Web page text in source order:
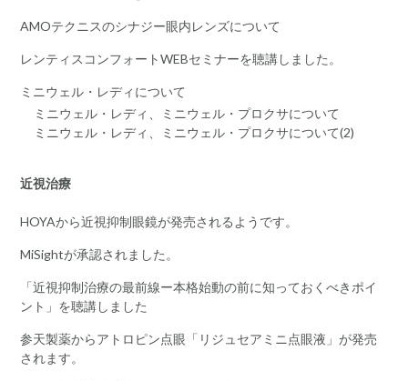
AMOテクニスのシナジー眼内レンズについて
レンティスコンフォートWEBセミナーを聴講しました。
ミニウェル・レディについて
ミニウェル・レディ、ミニウェル・プロクサについて
ミニウェル・レディ、ミニウェル・プロクサについて(2)
近視治療
HOYAから近視抑制眼鏡が発売されるようです。
MiSightが承認されました。
「近視抑制治療の最前線ー本格始動の前に知っておくべきポイ
ント」を聴講しました
参天製薬からアトロピン点眼「リジュセアミニ点眼液」が発売
されます。